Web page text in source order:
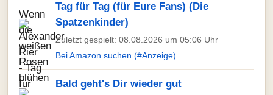
Tag für Tag (für Eure Fans) (Die
Spatzenkinder)
Zuletzt gespielt: 08.08.2026 um 05:06 Uhr
Bei Amazon suchen (#Anzeige)
Bald geht's Dir wieder gut